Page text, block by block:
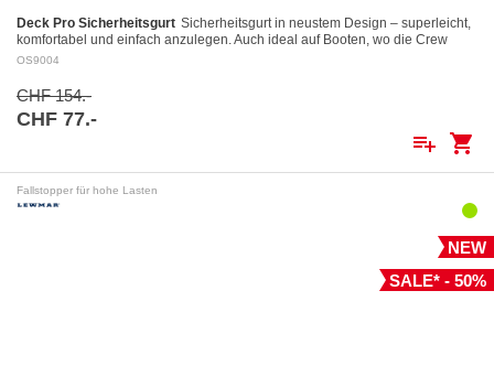
Deck Pro Sicherheitsgurt Sicherheitsgurt in neustem Design – superleicht,
komfortabel und einfach anzulegen. Auch ideal auf Booten, wo die Crew
dauernd angeklinkt ist.…
OS9004
CHF 154.-
CHF 77.-
playlist_add shopping_cart
Fallstopper für hohe Lasten
NEW
SALE* - 50%